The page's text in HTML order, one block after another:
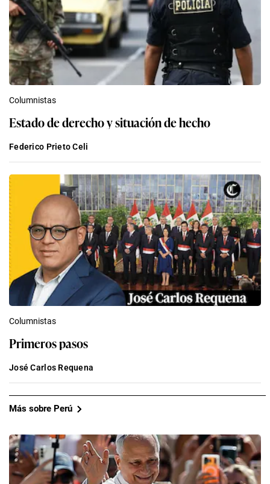
Columnistas
Estado de derecho y situación de hecho
Federico Prieto Celi
Columnistas
Primeros pasos
José Carlos Requena
Más sobre Perú